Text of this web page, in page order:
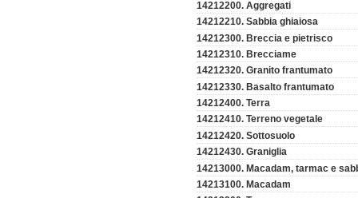
14212200. Aggregati
14212210. Sabbia ghiaiosa
14212300. Breccia e pietrisco
14212310. Brecciame
14212320. Granito frantumato
14212330. Basalto frantumato
14212400. Terra
14212410. Terreno vegetale
14212420. Sottosuolo
14212430. Graniglia
14213000. Macadam, tarmac e
14213100. Macadam